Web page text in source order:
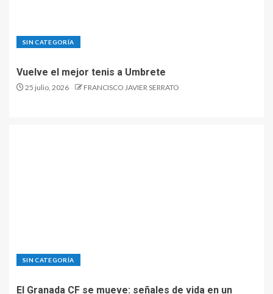
SIN CATEGORÍA
Vuelve el mejor tenis a Umbrete
25 julio, 2026 FRANCISCO JAVIER SERRATO
SIN CATEGORÍA
El Granada CF se mueve: señales de vida en un